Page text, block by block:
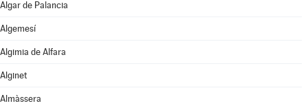
Algar de Palancia
Algemesí
Algimia de Alfara
Alginet
Almàssera